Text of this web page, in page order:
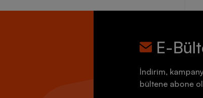
E-
İndirim,
bültene abone